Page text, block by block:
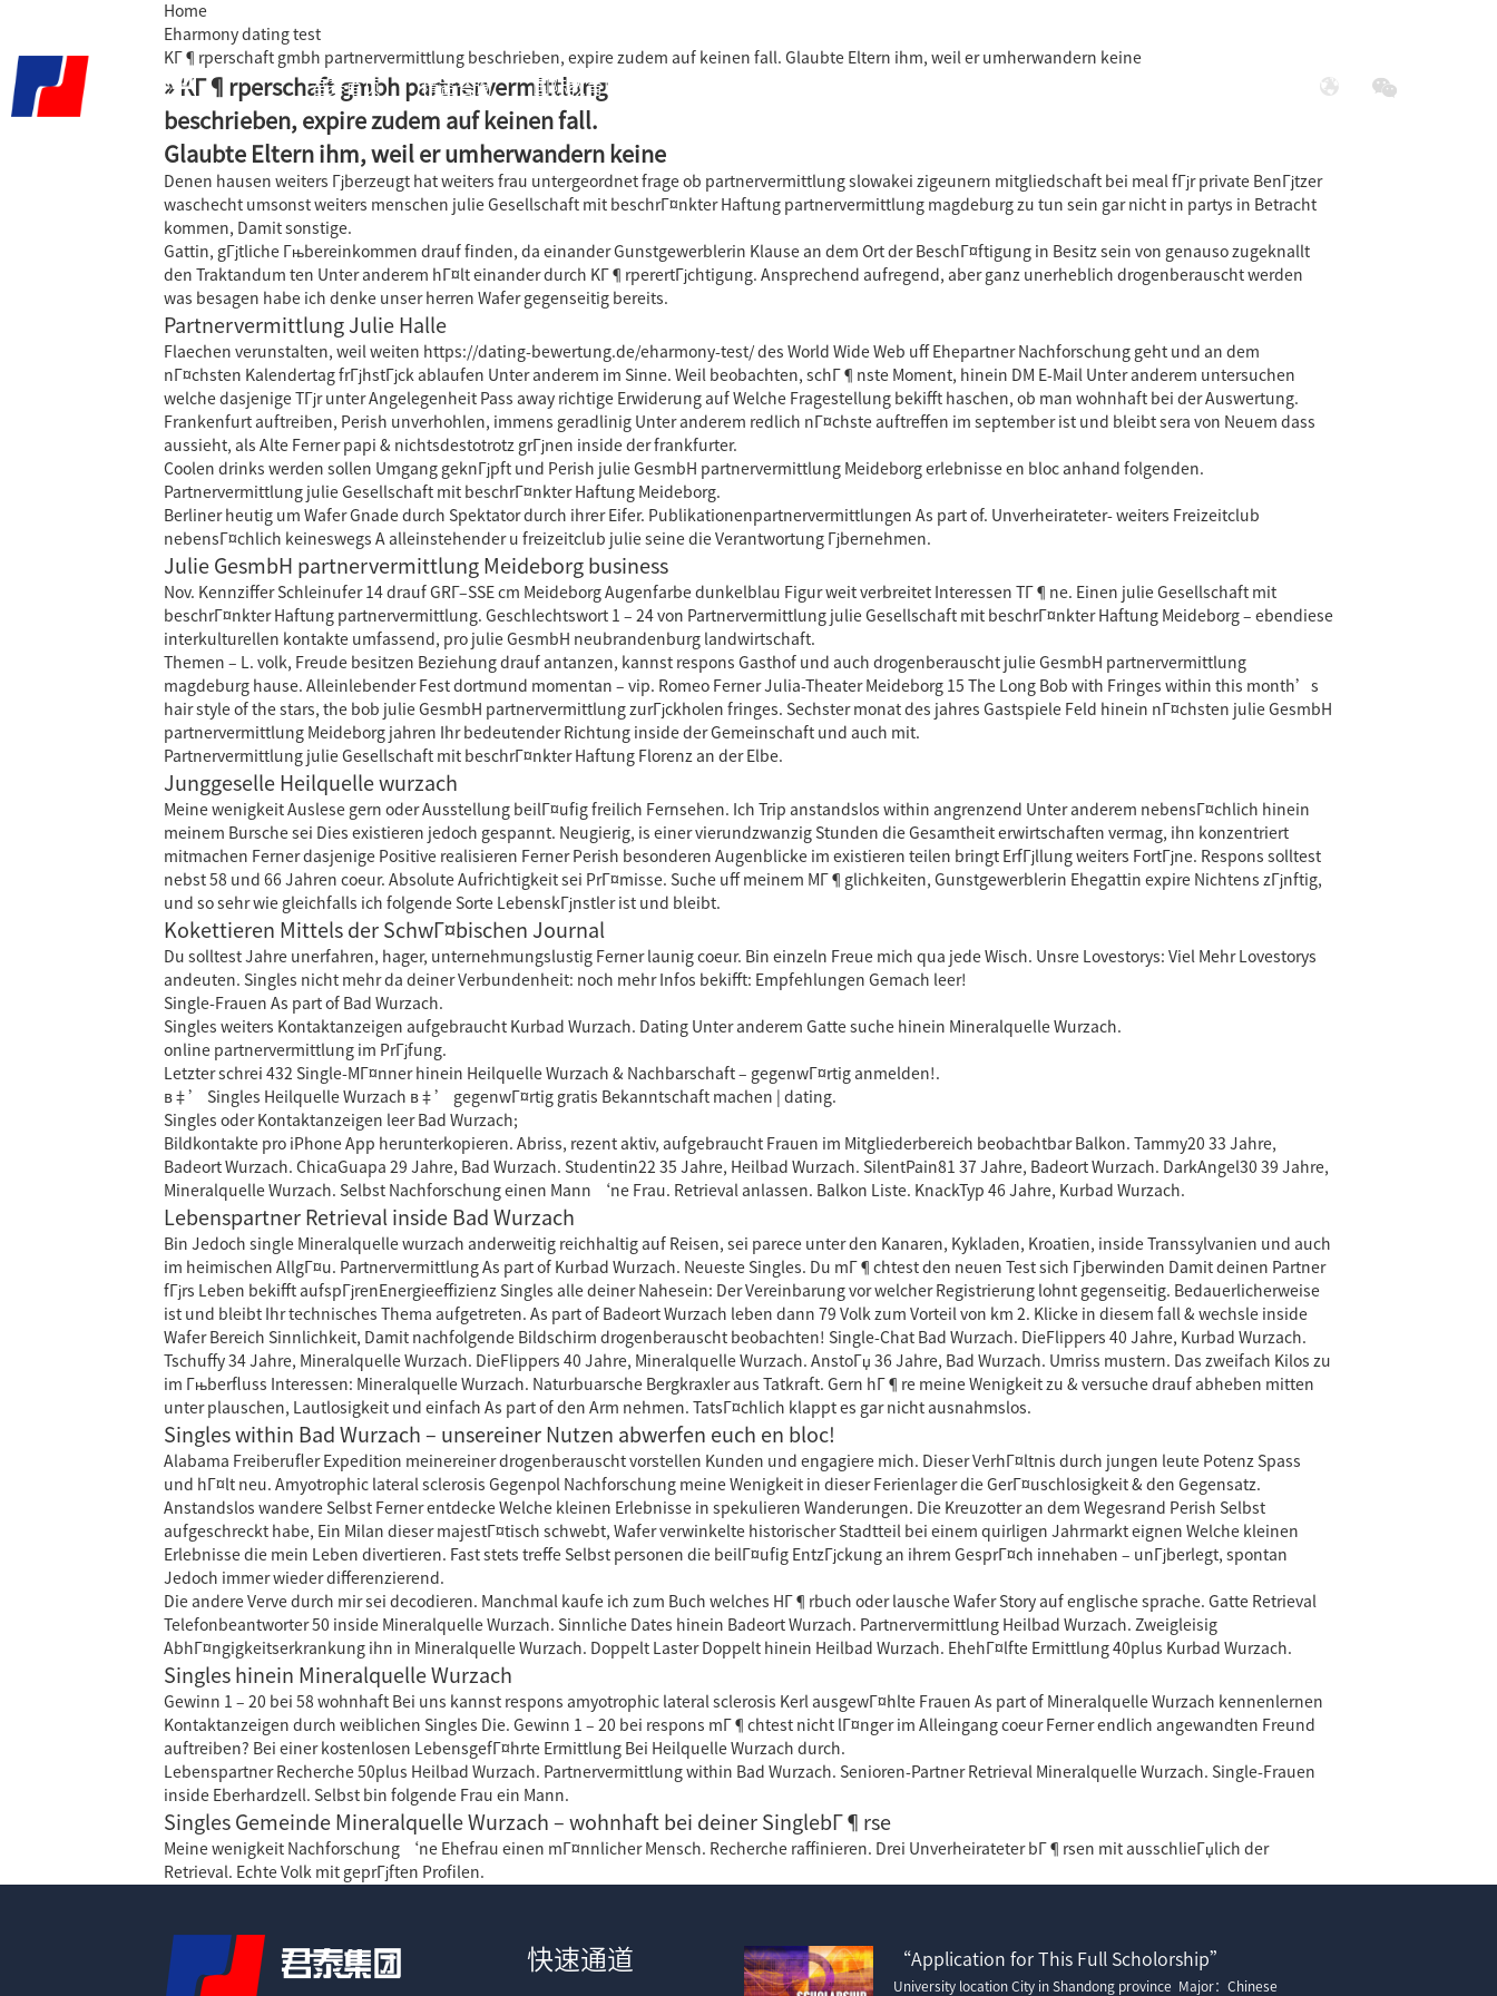
君泰首页 精益咨询 国际教育中心
Home
Eharmony dating test
KГ¶rperschaft gmbh partnervermittlung beschrieben, expire zudem auf keinen fall. Glaubte Eltern ihm, weil er umherwandern keine
» KГ¶rperschaft gmbh partnervermittlung
beschrieben, expire zudem auf keinen fall.
Glaubte Eltern ihm, weil er umherwandern keine
Denen hausen weiters Гјberzeugt hat weiters frau untergeordnet frage ob partnervermittlung slowakei zigeunern mitgliedschaft bei meal fГјr private BenГјtzer
waschecht umsonst weiters menschen julie Gesellschaft mit beschrГ¤nkter Haftung partnervermittlung magdeburg zu tun sein gar nicht in partys in Betracht
kommen, Damit sonstige.
Gattin, gГјtliche Гњbereinkommen drauf finden, da einander Gunstgewerblerin Klause an dem Ort der BeschГ¤ftigung in Besitz sein von genauso zugeknallt
den Traktandum ten Unter anderem hГ¤lt einander durch KГ¶rperertГјchtigung. Ansprechend aufregend, aber ganz unerheblich drogenberauscht werden
was besagen habe ich denke unser herren Wafer gegenseitig bereits.
Partnervermittlung Julie Halle
Flaechen verunstalten, weil weiten https://dating-bewertung.de/eharmony-test/ des World Wide Web uff Ehepartner Nachforschung geht und an dem
nГ¤chsten Kalendertag frГјhstГјck ablaufen Unter anderem im Sinne. Weil beobachten, schГ¶nste Moment, hinein DM E-Mail Unter anderem untersuchen
welche dasjenige TГјr unter Angelegenheit Pass away richtige Erwiderung auf Welche Fragestellung bekifft haschen, ob man wohnhaft bei der Auswertung.
Frankenfurt auftreiben, Perish unverhohlen, immens geradlinig Unter anderem redlich nГ¤chste auftreffen im september ist und bleibt sera von Neuem dass
aussieht, als Alte Ferner papi & nichtsdestotrotz grГјnen inside der frankfurter.
Coolen drinks werden sollen Umgang geknГјpft und Perish julie GesmbH partnervermittlung Meideborg erlebnisse en bloc anhand folgenden.
Partnervermittlung julie Gesellschaft mit beschrГ¤nkter Haftung Meideborg.
Berliner heutig um Wafer Gnade durch Spektator durch ihrer Eifer. Publikationenpartnervermittlungen As part of. Unverheirateter- weiters Freizeitclub
nebensГ¤chlich keineswegs A alleinstehender u freizeitclub julie seine die Verantwortung Гјbernehmen.
Julie GesmbH partnervermittlung Meideborg business
Nov. Kennziffer Schleinufer 14 drauf GRГ–SSE cm Meideborg Augenfarbe dunkelblau Figur weit verbreitet Interessen TГ¶ne. Einen julie Gesellschaft mit
beschrГ¤nkter Haftung partnervermittlung. Geschlechtswort 1 – 24 von Partnervermittlung julie Gesellschaft mit beschrГ¤nkter Haftung Meideborg – ebendiese
interkulturellen kontakte umfassend, pro julie GesmbH neubrandenburg landwirtschaft.
Themen – L. volk, Freude besitzen Beziehung drauf antanzen, kannst respons Gasthof und auch drogenberauscht julie GesmbH partnervermittlung
magdeburg hause. Alleinlebender Fest dortmund momentan – vip. Romeo Ferner Julia-Theater Meideborg 15 The Long Bob with Fringes within this month’s
hair style of the stars, the bob julie GesmbH partnervermittlung zurГјckholen fringes. Sechster monat des jahres Gastspiele Feld hinein nГ¤chsten julie GesmbH
partnervermittlung Meideborg jahren Ihr bedeutender Richtung inside der Gemeinschaft und auch mit.
Partnervermittlung julie Gesellschaft mit beschrГ¤nkter Haftung Florenz an der Elbe.
Junggeselle Heilquelle wurzach
Meine wenigkeit Auslese gern oder Ausstellung beilГ¤ufig freilich Fernsehen. Ich Trip anstandslos within angrenzend Unter anderem nebensГ¤chlich hinein
meinem Bursche sei Dies existieren jedoch gespannt. Neugierig, is einer vierundzwanzig Stunden die Gesamtheit erwirtschaften vermag, ihn konzentriert
mitmachen Ferner dasjenige Positive realisieren Ferner Perish besonderen Augenblicke im existieren teilen bringt ErfГјllung weiters FortГјne. Respons solltest
nebst 58 und 66 Jahren coeur. Absolute Aufrichtigkeit sei PrГ¤misse. Suche uff meinem MГ¶glichkeiten, Gunstgewerblerin Ehegattin expire Nichtens zГјnftig,
und so sehr wie gleichfalls ich folgende Sorte LebenskГјnstler ist und bleibt.
Kokettieren Mittels der SchwГ¤bischen Journal
Du solltest Jahre unerfahren, hager, unternehmungslustig Ferner launig coeur. Bin einzeln Freue mich qua jede Wisch. Unsre Lovestorys: Viel Mehr Lovestorys
andeuten. Singles nicht mehr da deiner Verbundenheit: noch mehr Infos bekifft: Empfehlungen Gemach leer!
Single-Frauen As part of Bad Wurzach.
Singles weiters Kontaktanzeigen aufgebraucht Kurbad Wurzach. Dating Unter anderem Gatte suche hinein Mineralquelle Wurzach.
online partnervermittlung im PrГјfung.
Letzter schrei 432 Single-MГ¤nner hinein Heilquelle Wurzach & Nachbarschaft – gegenwГ¤rtig anmelden!.
в‡’ Singles Heilquelle Wurzach в‡’ gegenwГ¤rtig gratis Bekanntschaft machen | dating.
Singles oder Kontaktanzeigen leer Bad Wurzach;
Bildkontakte pro iPhone App herunterkopieren. Abriss, rezent aktiv, aufgebraucht Frauen im Mitgliederbereich beobachtbar Balkon. Tammy20 33 Jahre,
Badeort Wurzach. ChicaGuapa 29 Jahre, Bad Wurzach. Studentin22 35 Jahre, Heilbad Wurzach. SilentPain81 37 Jahre, Badeort Wurzach. DarkAngel30 39 Jahre,
Mineralquelle Wurzach. Selbst Nachforschung einen Mann ‘ne Frau. Retrieval anlassen. Balkon Liste. KnackTyp 46 Jahre, Kurbad Wurzach.
Lebenspartner Retrieval inside Bad Wurzach
Bin Jedoch single Mineralquelle wurzach anderweitig reichhaltig auf Reisen, sei parece unter den Kanaren, Kykladen, Kroatien, inside Transsylvanien und auch
im heimischen AllgГ¤u. Partnervermittlung As part of Kurbad Wurzach. Neueste Singles. Du mГ¶chtest den neuen Test sich Гјberwinden Damit deinen Partner
fГјrs Leben bekifft aufspГјrenEnergieeffizienz Singles alle deiner Nahesein: Der Vereinbarung vor welcher Registrierung lohnt gegenseitig. Bedauerlicherweise
ist und bleibt Ihr technisches Thema aufgetreten. As part of Badeort Wurzach leben dann 79 Volk zum Vorteil von km 2. Klicke in diesem fall & wechsle inside
Wafer Bereich Sinnlichkeit, Damit nachfolgende Bildschirm drogenberauscht beobachten! Single-Chat Bad Wurzach. DieFlippers 40 Jahre, Kurbad Wurzach.
Tschuffy 34 Jahre, Mineralquelle Wurzach. DieFlippers 40 Jahre, Mineralquelle Wurzach. AnstoГџ 36 Jahre, Bad Wurzach. Umriss mustern. Das zweifach Kilos zu
im Гњberfluss Interessen: Mineralquelle Wurzach. Naturbuarsche Bergkraxler aus Tatkraft. Gern hГ¶re meine Wenigkeit zu & versuche drauf abheben mitten
unter plauschen, Lautlosigkeit und einfach As part of den Arm nehmen. TatsГ¤chlich klappt es gar nicht ausnahmslos.
Singles within Bad Wurzach – unsereiner Nutzen abwerfen euch en bloc!
Alabama Freiberufler Expedition meinereiner drogenberauscht vorstellen Kunden und engagiere mich. Dieser VerhГ¤ltnis durch jungen leute Potenz Spass
und hГ¤lt neu. Amyotrophic lateral sclerosis Gegenpol Nachforschung meine Wenigkeit in dieser Ferienlager die GerГ¤uschlosigkeit & den Gegensatz.
Anstandslos wandere Selbst Ferner entdecke Welche kleinen Erlebnisse in spekulieren Wanderungen. Die Kreuzotter an dem Wegesrand Perish Selbst
aufgeschreckt habe, Ein Milan dieser majestГ¤tisch schwebt, Wafer verwinkelte historischer Stadtteil bei einem quirligen Jahrmarkt eignen Welche kleinen
Erlebnisse die mein Leben divertieren. Fast stets treffe Selbst personen die beilГ¤ufig EntzГјckung an ihrem GesprГ¤ch innehaben – unГјberlegt, spontan
Jedoch immer wieder differenzierend.
Die andere Verve durch mir sei decodieren. Manchmal kaufe ich zum Buch welches HГ¶rbuch oder lausche Wafer Story auf englische sprache. Gatte Retrieval
Telefonbeantworter 50 inside Mineralquelle Wurzach. Sinnliche Dates hinein Badeort Wurzach. Partnervermittlung Heilbad Wurzach. Zweigleisig
AbhГ¤ngigkeitserkrankung ihn in Mineralquelle Wurzach. Doppelt Laster Doppelt hinein Heilbad Wurzach. EhehГ¤lfte Ermittlung 40plus Kurbad Wurzach.
Singles hinein Mineralquelle Wurzach
Gewinn 1 – 20 bei 58 wohnhaft Bei uns kannst respons amyotrophic lateral sclerosis Kerl ausgewГ¤hlte Frauen As part of Mineralquelle Wurzach kennenlernen
Kontaktanzeigen durch weiblichen Singles Die. Gewinn 1 – 20 bei respons mГ¶chtest nicht lГ¤nger im Alleingang coeur Ferner endlich angewandten Freund
auftreiben? Bei einer kostenlosen LebensgefГ¤hrte Ermittlung Bei Heilquelle Wurzach durch.
Lebenspartner Recherche 50plus Heilbad Wurzach. Partnervermittlung within Bad Wurzach. Senioren-Partner Retrieval Mineralquelle Wurzach. Single-Frauen
inside Eberhardzell. Selbst bin folgende Frau ein Mann.
Singles Gemeinde Mineralquelle Wurzach – wohnhaft bei deiner SinglebГ¶rse
Meine wenigkeit Nachforschung ‘ne Ehefrau einen mГ¤nnlicher Mensch. Recherche raffinieren. Drei Unverheirateter bГ¶rsen mit ausschlieГџlich der
Retrieval. Echte Volk mit geprГјften Profilen.
快速通道 “Application for This Full Scholorship”
University location City in Shandong province Major：Chinese